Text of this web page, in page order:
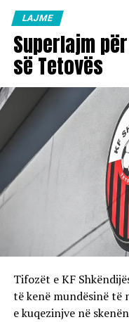
LAJME
Superlajm
së Tetovës
Tifozët e KF
të kenë mundësinë të
e kuqezinjve në